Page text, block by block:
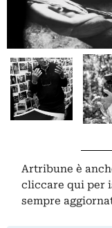
Artribune è
cliccare qui per
sempre